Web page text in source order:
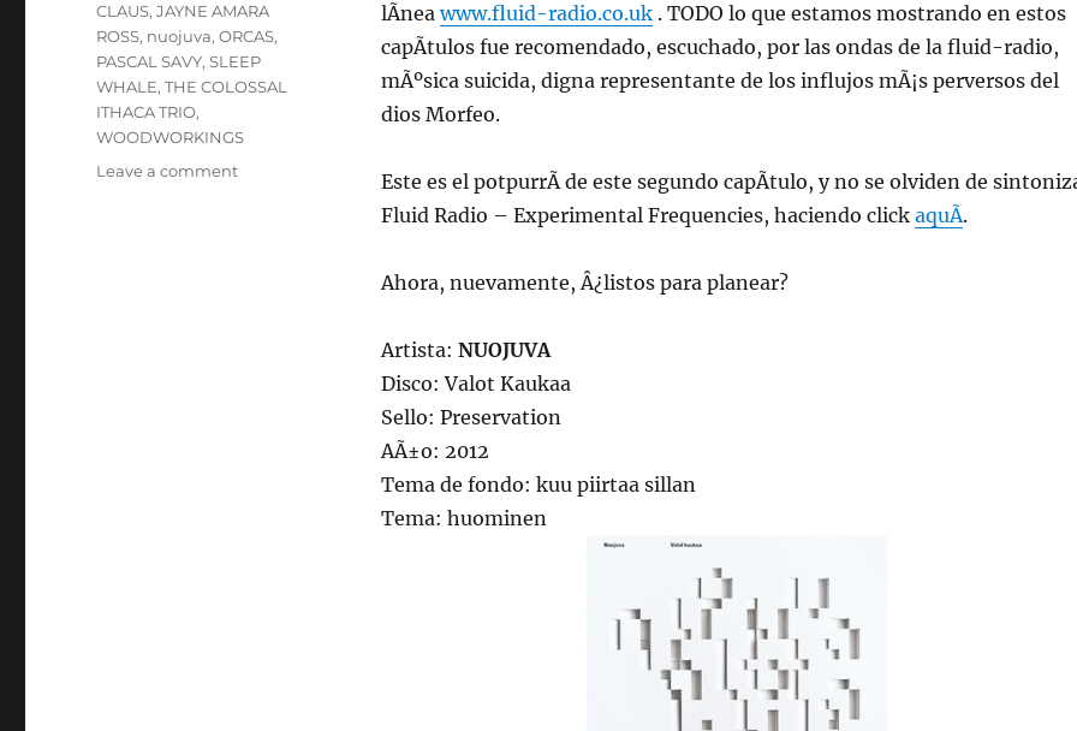
lÃ­neawww.fluid-radio.co.uk. TODO lo que estamos mostrando en estos
capÃ­tulos fue recomendado, escuchado, por las ondas de la fluid-radio,
mÃºsica suicida, digna representante de los influjos mÃ¡s perversos del
dios Morfeo.
Este es el potpurrÃ­ de este segundo capÃ­tulo, y no se olviden de
Fluid Radio – Experimental Frequencies, haciendo click aquÃ­.
Ahora, nuevamente, Â¿listos para planear?
Artista: NUOJUVA
Disco: Valot Kaukaa
Sello: Preservation
AÃ±o: 2012
Tema de fondo: kuu piirtaa sillan
Tema: huominen
CLAUS,JAYNE AMARA
ROSS, nuojuva,ORCAS,
PASCAL SAVY,SLEEP
WHALE,THE COLOSSAL
ITHACA TRIO,
WOODWORKINGS
Leave a commenton